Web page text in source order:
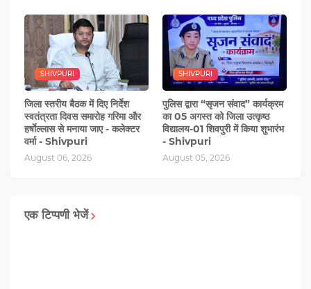
SHIVPURI
जिला स्तरीय बैठक में दिए निर्देश
स्वतंत्रता दिवस समारोह गरिमा और
हर्षाेल्लास से मनाया जाए - कलेक्टर
वर्मा - Shivpuri
August 06, 2026
SHIVPURI
पुलिस द्वारा “सृजन संवाद” कार्यक्रम
का 05 अगस्‍त को जिला उत्कृष्ठ
विद्यालय-01 शिवपुरी में किया शुभारंभ
- Shivpuri
August 05, 2026
एक टिप्पणी भेजें